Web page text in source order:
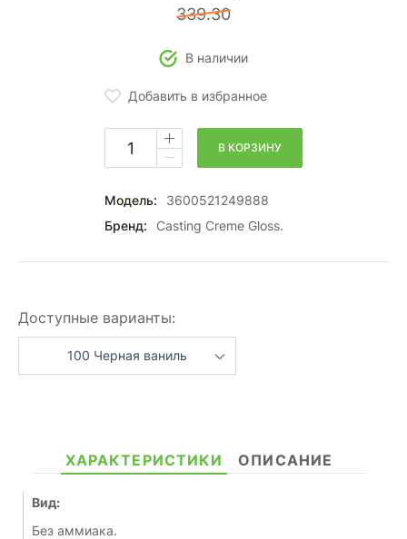
339.30
В наличии
Добавить в избранное
В КОРЗИНУ
Модель:
3600521249888
Бренд:
Casting Creme Gloss.
Доступные варианты:
100 Черная ваниль
ХАРАКТЕРИСТИКИ ОПИСАНИЕ
Вид:
Без аммиака.